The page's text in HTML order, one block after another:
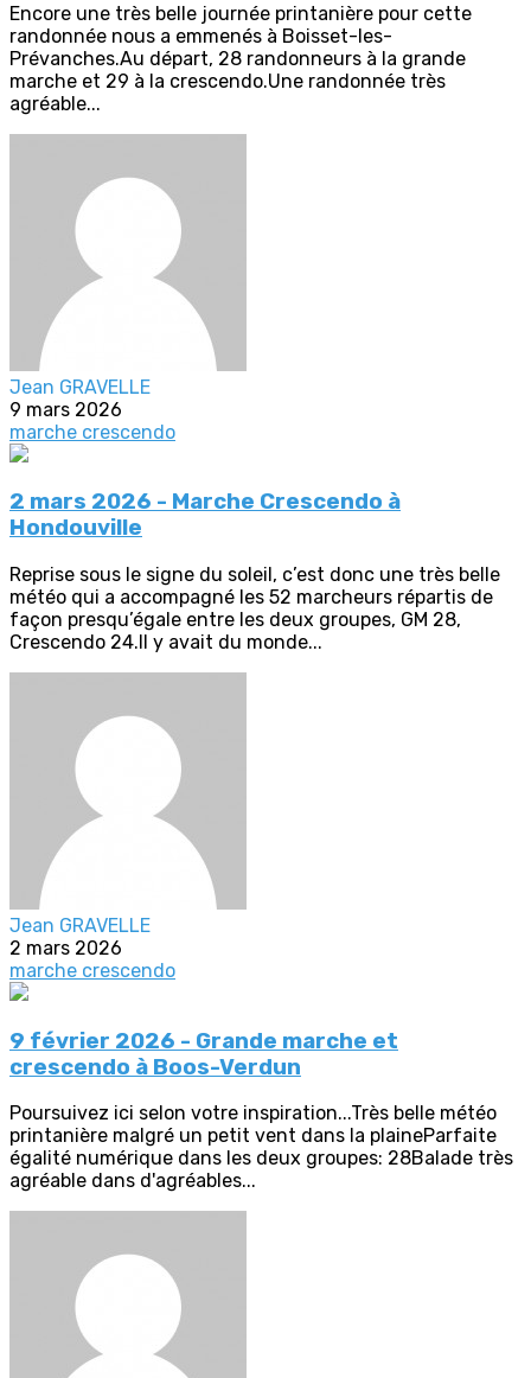
Encore une très belle journée printanière pour cette
randonnée nous a emmenés à Boisset-les-
Prévanches.Au départ, 28 randonneurs à la grande
marche et 29 à la crescendo.Une randonnée très
agréable...
Jean GRAVELLE
9 mars 2026
marche crescendo
2 mars 2026 - Marche Crescendo à
Hondouville
Reprise sous le signe du soleil, c’est donc une très belle
météo qui a accompagné les 52 marcheurs répartis de
façon presqu’égale entre les deux groupes, GM 28,
Crescendo 24.Il y avait du monde...
Jean GRAVELLE
2 mars 2026
marche crescendo
9 février 2026 - Grande marche et
crescendo à Boos-Verdun
Poursuivez ici selon votre inspiration...Très belle météo
printanière malgré un petit vent dans la plaineParfaite
égalité numérique dans les deux groupes: 28Balade très
agréable dans d'agréables...